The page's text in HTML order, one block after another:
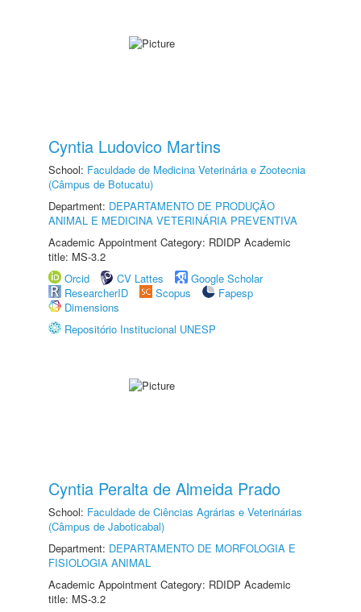
Cyntia Ludovico Martins
School: Faculdade de Medicina Veterinária e Zootecnia
(Câmpus de Botucatu)
Department: DEPARTAMENTO DE PRODUÇÃO
ANIMAL E MEDICINA VETERINÁRIA PREVENTIVA
Academic Appointment Category: RDIDP Academic
title: MS-3.2
Orcid
CV Lattes
Google Scholar
ResearcherID
Scopus
Fapesp
Dimensions
Repositório Institucional UNESP
Cyntia Peralta de Almeida Prado
School: Faculdade de Ciências Agrárias e Veterinárias
(Câmpus de Jaboticabal)
Department: DEPARTAMENTO DE MORFOLOGIA E
FISIOLOGIA ANIMAL
Academic Appointment Category: RDIDP Academic
title: MS-3.2